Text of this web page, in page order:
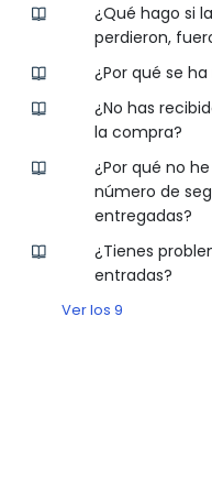
¿Qué hago si
perdieron,
¿Por qué se
¿No has
la compra?
¿Por qué no
número de
entregadas?
¿Tienes
entradas?
Ver los 9